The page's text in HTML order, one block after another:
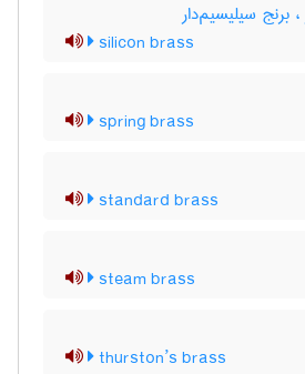
برنج سیلیسیم‌دار
silicon brass
spring brass
standard brass
steam brass
thurston’s brass